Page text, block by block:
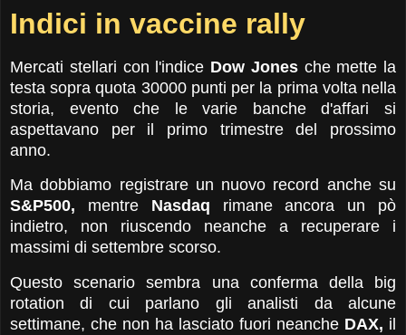
Indici in vaccine rally
Mercati stellari con l'indice Dow Jonesche mette la
testa sopra quota 30000 punti per la prima volta nella
storia, evento che le varie banche d'affari si
aspettavano per il primo trimestre del prossimo
anno.
Ma dobbiamo registrare un nuovo record anche su
S&P500, mentre Nasdaq rimane ancora un pò
indietro, non riuscendo neanche a recuperare i
massimi di settembre scorso.
Questo scenario sembra una conferma della big
rotation di cui parlano gli analisti da alcune
settimane, che non ha lasciato fuori neanche DAX, il